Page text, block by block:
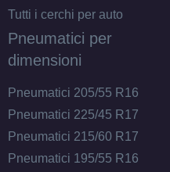
Tutti i cerchi per auto
Pneumatici per
dimensioni
Pneumatici 205/55 R16
Pneumatici 225/45 R17
Pneumatici 215/60 R17
Pneumatici 195/55 R16